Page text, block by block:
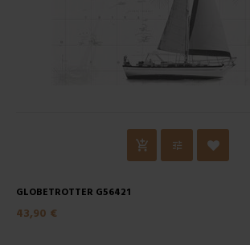
GLOBETROTTER G56421
43,90 €